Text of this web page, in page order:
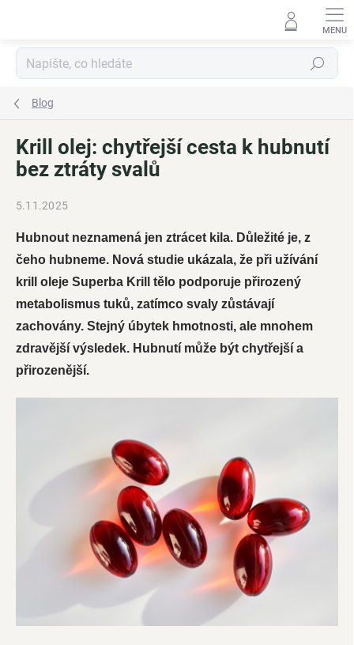
Hledat
Blog
Krill olej: chytřejší cesta k hubnutí
bez ztráty svalů
5.11.2025
Hubnout neznamená jen ztrácet kila. Důležité je, z
čeho hubneme. Nová studie ukázala, že při užívání
krill oleje Superba Krill tělo podporuje přirozený
metabolismus tuků, zatímco svaly zůstávají
zachovány. Stejný úbytek hmotnosti, ale mnohem
zdravější výsledek. Hubnutí může být chytřejší a
přirozenější.